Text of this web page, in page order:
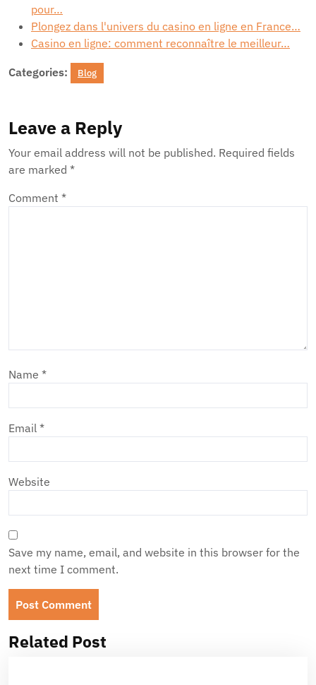
pour…
Plongez dans l'univers du casino en ligne en France…
Casino en ligne: comment reconnaître le meilleur…
Categories: Blog
Leave a Reply
Your email address will not be published. Required fields
are marked *
Comment *
Name *
Email *
Website
Save my name, email, and website in this browser for the
next time I comment.
Related Post